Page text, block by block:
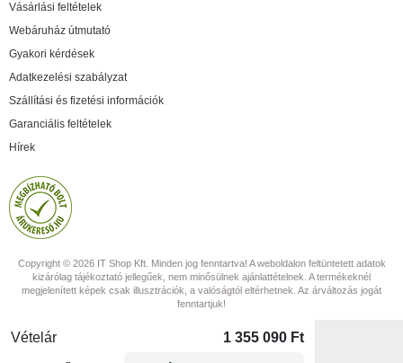
Vásárlási feltételek
Webáruház útmutató
Gyakori kérdések
Adatkezelési szabályzat
Szállítási és fizetési információk
Garanciális feltételek
Hírek
Copyright © 2026 IT Shop Kft. Minden jog fenntartva! A weboldalon feltüntetett adatok
kizárólag tájékoztató jellegűek, nem minősülnek ajánlattételnek. A termékeknél
megjelenített képek csak illusztrációk, a valóságtól eltérhetnek. Az árváltozás jogát
fenntartjuk!